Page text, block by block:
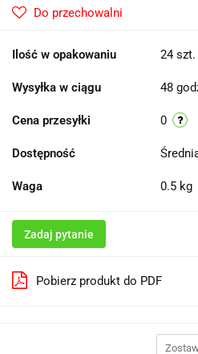
Do przechowalni
Ilość w opakowaniu 24 szt.
Wysyłka w ciągu 48
Cena przesyłki 0
Dostępność
Waga 0.5 kg
Zadaj pytanie
Pobierz produkt do PDF